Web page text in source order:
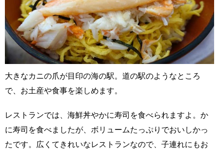
大きなカニの爪が目印の海の駅。道の駅のようなところ
で、お土産や食事を楽しめます。
レストランでは、海鮮丼やかに寿司を食べられますよ。か
に寿司を食べましたが、ボリュームたっぷりでおいしかっ
たです。広くてきれいなレストランなので、子連れにもお